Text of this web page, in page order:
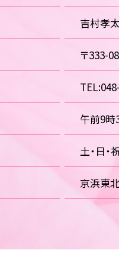
吉村孝
〒333-
午前9時
土・日・
京浜東